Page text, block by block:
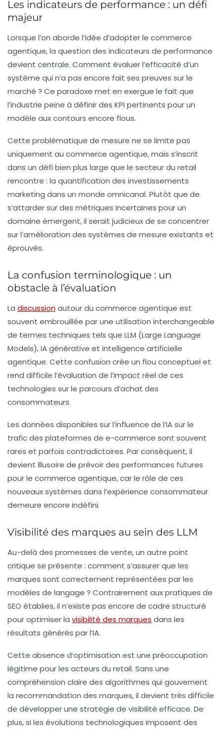
Les indicateurs de performance : un défi
majeur
Lorsque l’on aborde l’idée d’adopter le commerce
agentique, la question des indicateurs de performance
devient centrale. Comment évaluer l’efficacité d’un
système qui n’a pas encore fait ses preuves sur le
marché ? Ce paradoxe met en exergue le fait que
l’industrie peine à définir des KPI pertinents pour un
modèle aux contours encore flous.
Cette problématique de mesure ne se limite pas
uniquement au commerce agentique, mais s’inscrit
dans un défi bien plus large que le secteur du retail
rencontre : la quantification des investissements
marketing dans un monde omnicanal. Plutôt que de
s’attarder sur des métriques incertaines pour un
domaine émergent, il serait judicieux de se concentrer
sur l’amélioration des systèmes de mesure existants et
éprouvés.
La confusion terminologique : un
obstacle à l’évaluation
La discussionautour du commerce agentique est
souvent embrouillée par une utilisation interchangeable
de termes techniques tels que LLM (Large Language
Models),IA générative et intelligence artificielle
agentique. Cette confusion crée un flou conceptuel et
rend difficile l’évaluation de l’impact réel de ces
technologies sur le parcours d’achat des
consommateurs.
Les données disponibles sur l’influence de l’IA sur le
trafic des plateformes de e-commerce sont souvent
rares et parfois contradictoires. Par conséquent, il
devient illusoire de prévoir des performances futures
pour le commerce agentique, car le rôle de ces
nouveaux systèmes dans l’expérience consommateur
demeure encore indéfini.
Visibilité des marques au sein des LLM
Au-delà des promesses de vente, un autre point
critique se présente : comment s’assurer que les
marques sont correctement représentées par les
modèles de langage ? Contrairement aux pratiques de
SEO établies, il n’existe pas encore de cadre structuré
pour optimiser la visibilité des marques dans les
résultats générés par l’IA.
Cette absence d’optimisation est une préoccupation
légitime pour les acteurs du retail. Sans une
compréhension claire des algorithmes qui gouvernent
la recommandation des marques, il devient très difficile
de développer une stratégie de visibilité efficace. De
plus, si les évolutions technologiques imposent des